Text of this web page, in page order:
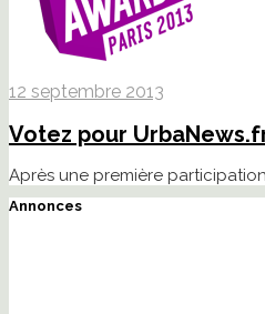
12 septembre 2013
Votez pour
Après une première
Annonces